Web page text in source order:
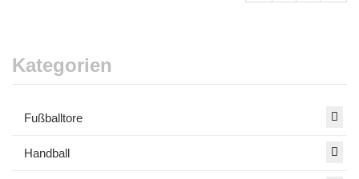
Kategorien
Fußballtore
Handball